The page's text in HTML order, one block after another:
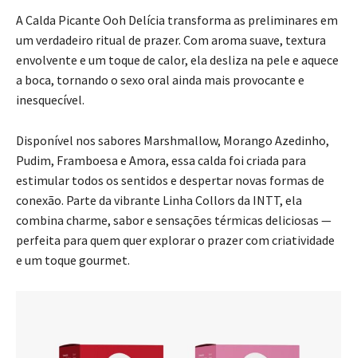
A Calda Picante Ooh Delícia transforma as preliminares em
um verdadeiro ritual de prazer. Com aroma suave, textura
envolvente e um toque de calor, ela desliza na pele e aquece
a boca, tornando o sexo oral ainda mais provocante e
inesquecível.
Disponível nos sabores Marshmallow, Morango Azedinho,
Pudim, Framboesa e Amora, essa calda foi criada para
estimular todos os sentidos e despertar novas formas de
conexão. Parte da vibrante Linha Collors da INTT, ela
combina charme, sabor e sensações térmicas deliciosas —
perfeita para quem quer explorar o prazer com criatividade
e um toque gourmet.